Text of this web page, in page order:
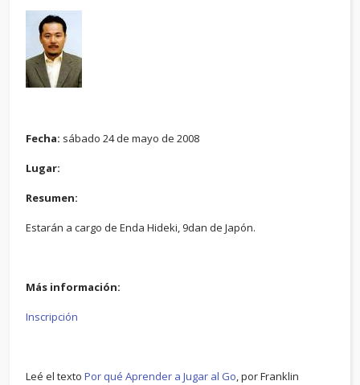
Fecha: sábado 24 de mayo de 2008
Lugar:
Resumen:
Estarán a cargo de Enda Hideki, 9dan de Japón.
Más información:
Inscripción
Leé el texto Por qué Aprender a Jugar al Go, por Franklin